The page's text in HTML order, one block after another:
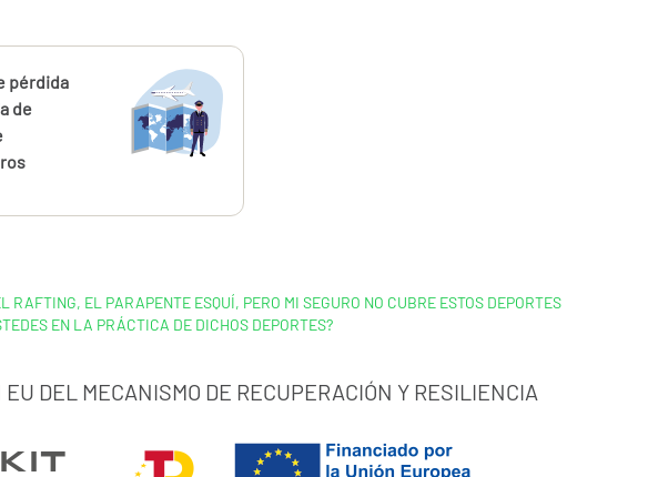
pérdida
de
EL PARAPENTE ESQUÍ, PERO MI SEGURO NO CUBRE ESTOS DEPORTES
EN LA PRÁCTICA DE DICHOS DEPORTES?
DEL MECANISMO DE RECUPERACIÓN Y RESILIENCIA